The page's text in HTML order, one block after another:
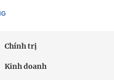
Chính trị
Kinh doanh